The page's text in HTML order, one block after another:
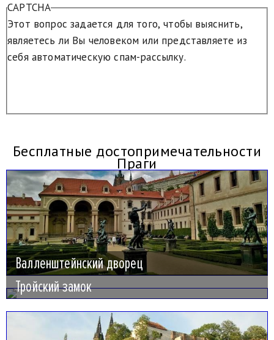
CAPTCHA
Этот вопрос задается для того, чтобы выяснить,
являетесь ли Вы человеком или представляете из
себя автоматическую спам-рассылку.
Бесплатные достопримечательности
Праги
Валленштейнский дворец
Тройский замок